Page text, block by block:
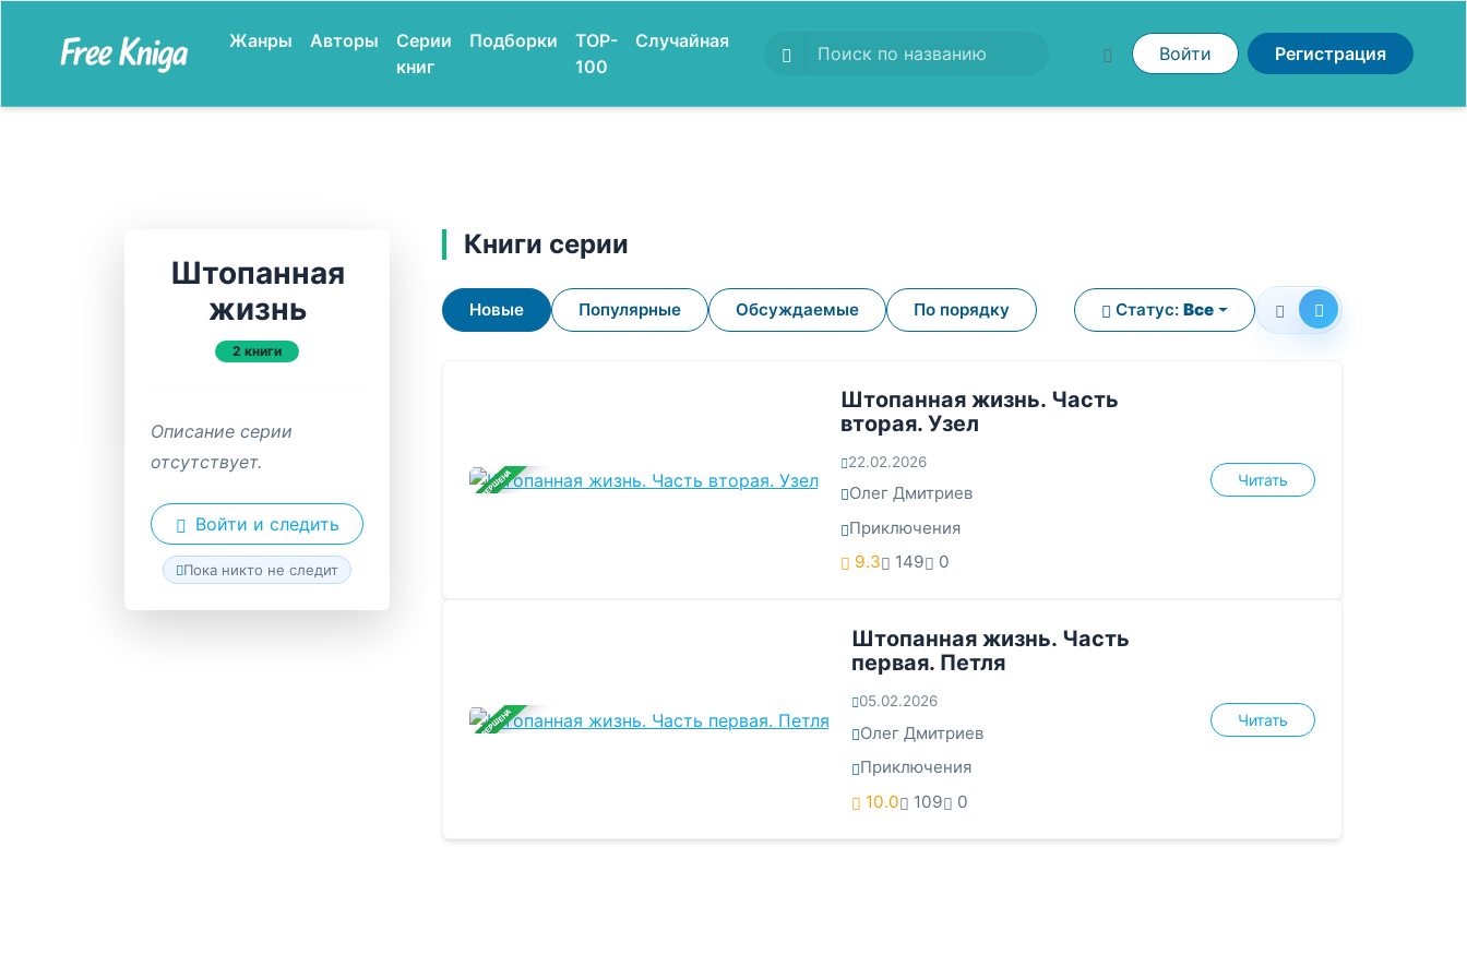
Жанры Авторы
Серии
книг
Подборки
TOP-
100
Случайная
Войти Регистрация
Штопанная
жизнь
2 книги
Описание серии
отсутствует.
Войти и следить
Пока никто не следит
Книги серии
Новые Популярные Обсуждаемые По порядку Статус: Все
ЗАВЕРШЕНА
Штопанная жизнь. Часть
вторая. Узел
22.02.2026
Олег Дмитриев
Приключения
9.3
149 0
Читать
ЗАВЕРШЕНА
Штопанная жизнь. Часть
первая. Петля
05.02.2026
Олег Дмитриев
Приключения
10.0
109 0
Читать